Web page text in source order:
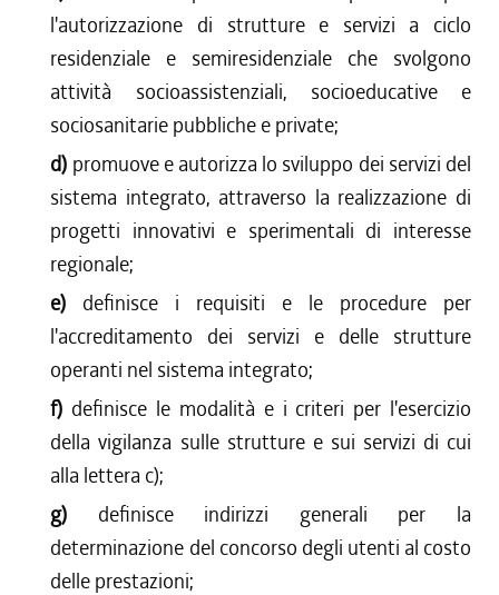
l'autorizzazione di strutture e servizi a ciclo
residenziale e semiresidenziale che svolgono
attività socioassistenziali, socioeducative e
sociosanitarie pubbliche e private;
d) promuove e autorizza lo sviluppo dei servizi del
sistema integrato, attraverso la realizzazione di
progetti innovativi e sperimentali di interesse
regionale;
e) definisce i requisiti e le procedure per
l'accreditamento dei servizi e delle strutture
operanti nel sistema integrato;
f) definisce le modalità e i criteri per l'esercizio
della vigilanza sulle strutture e sui servizi di cui
alla lettera c);
g) definisce indirizzi generali per la
determinazione del concorso degli utenti al costo
delle prestazioni;